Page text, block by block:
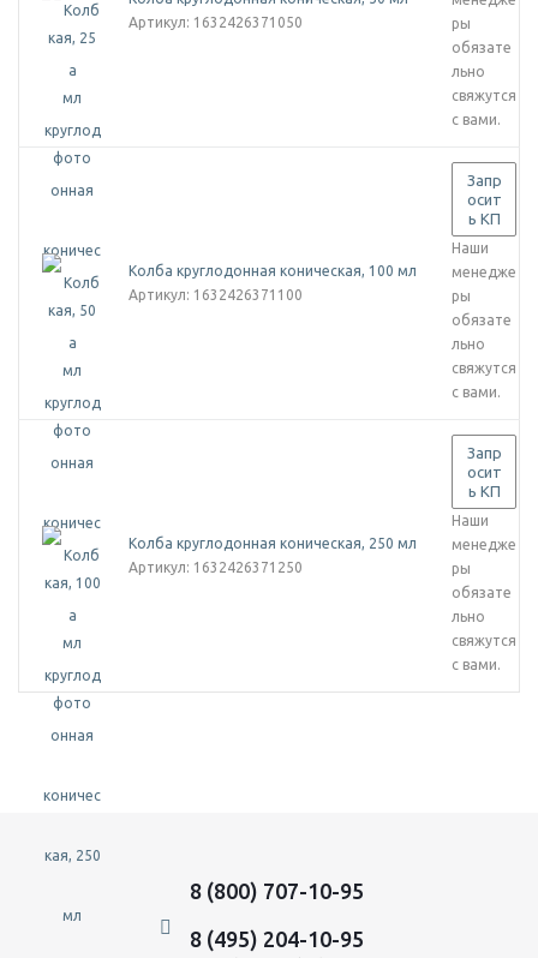
Артикул: 1632426371050
ры
обязате
льно
свяжутся
с вами.
Колба круглодонная коническая, 100 мл
Артикул: 1632426371100
Запр
осит
ь КП
Наши
менедже
ры
обязате
льно
свяжутся
с вами.
Колба круглодонная коническая, 250 мл
Артикул: 1632426371250
Запр
осит
ь КП
Наши
менедже
ры
обязате
льно
свяжутся
с вами.
8 (800) 707-10-95
8 (495) 204-10-95